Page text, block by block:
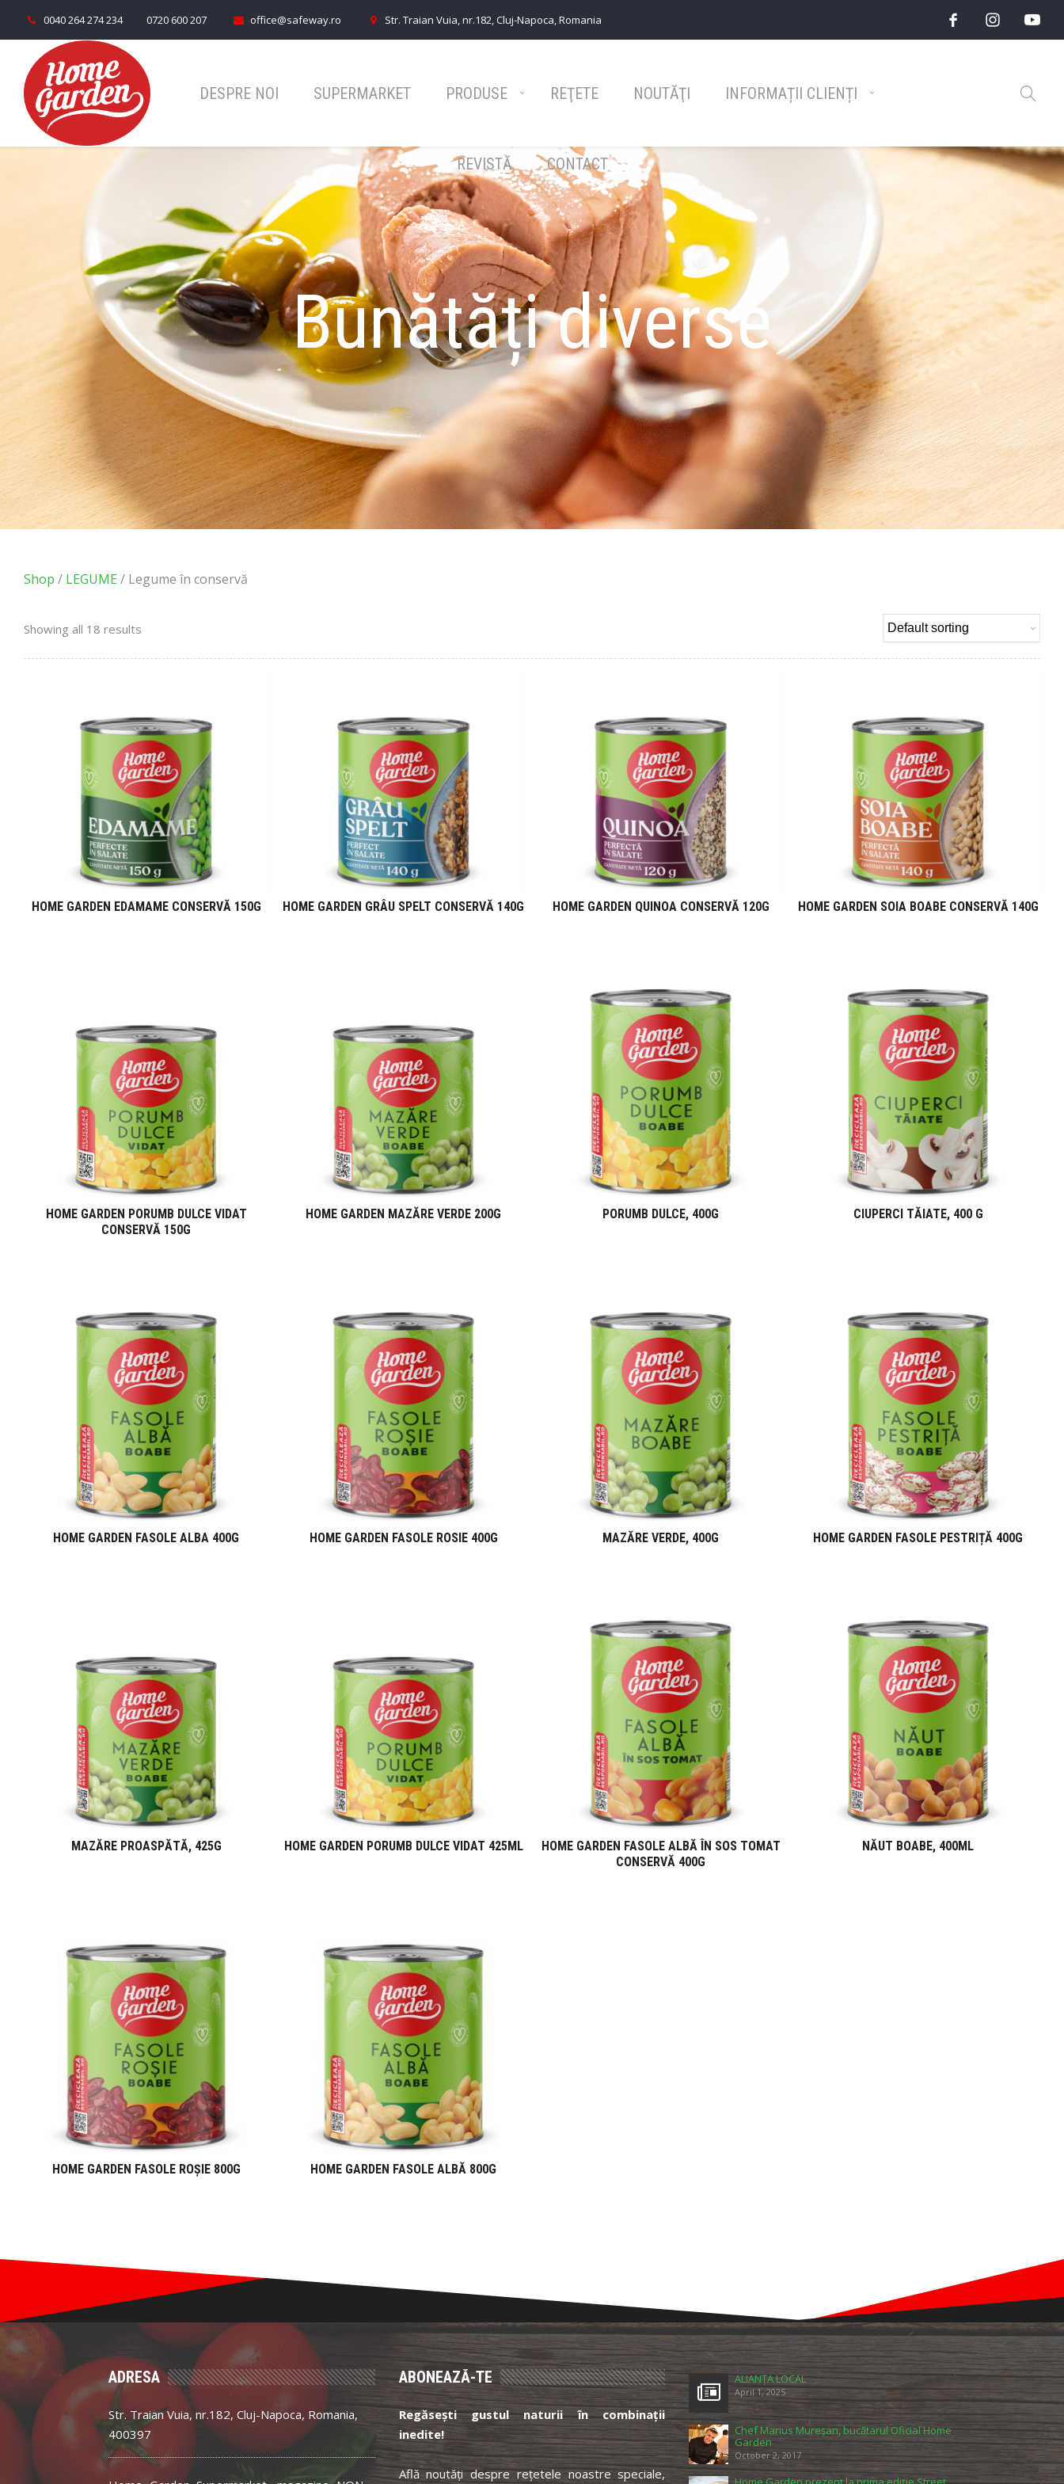
0040 264 274 234 0720 600 207 office@safeway.ro Str. Traian Vuia, nr.182, Cluj-Napoca, Romania
DESPRE NOI SUPERMARKET PRODUSE
Catalog Top Brands 2026
REŢETE NOUTĂŢI INFORMAȚII CLIENȚI
REVISTĂ CONTACT
Bunătăți diverse
Shop / LEGUME / Legume în conservă
Showing all 18 results
HOME GARDEN EDAMAME CONSERVĂ 150G HOME GARDEN GRÂU SPELT CONSERVĂ 140G HOME GARDEN QUINOA CONSERVĂ 120G HOME GARDEN SOIA BOABE CONSERVĂ 140G
HOME GARDEN PORUMB DULCE VIDAT
CONSERVĂ 150G
HOME GARDEN MAZĂRE VERDE 200G PORUMB DULCE, 400G CIUPERCI TĂIATE, 400 G
HOME GARDEN FASOLE ALBA 400G HOME GARDEN FASOLE ROSIE 400G MAZĂRE VERDE, 400G HOME GARDEN FASOLE PESTRIȚĂ 400G
MAZĂRE PROASPĂTĂ, 425G HOME GARDEN PORUMB DULCE VIDAT 425ML
HOME GARDEN FASOLE ALBĂ ÎN SOS TOMAT
CONSERVĂ 400G
NĂUT BOABE, 400ML
HOME GARDEN FASOLE ROȘIE 800G HOME GARDEN FASOLE ALBĂ 800G
ADRESA
Str. Traian Vuia, nr.182, Cluj-Napoca, Romania,
400397
ABONEAZĂ-TE
Regăsești gustul naturii în combinații
inedite!
Află noutăți despre rețetele noastre speciale,
ALIANȚA LOCAL
April 1, 2025
Chef Marius Mureșan, bucătarul Oficial Home
Garden
October 2, 2017